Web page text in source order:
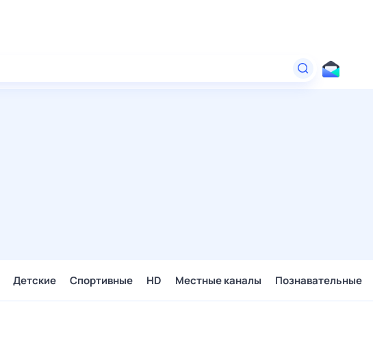
Детские Спортивные HD Местные каналы Познавательные